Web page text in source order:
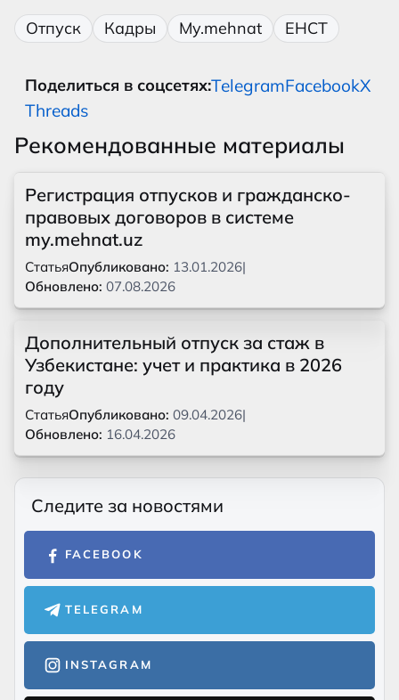
Отпуск Кадры My.mehnat ЕНСТ
Поделиться в соцсетях:TelegramFacebookX
Threads
Рекомендованные материалы
Регистрация отпусков и гражданско-
правовых договоров в системе
my.mehnat.uz
СтатьяОпубликовано: 13.01.2026|
Обновлено: 07.08.2026
Дополнительный отпуск за стаж в
Узбекистане: учет и практика в 2026
году
СтатьяОпубликовано: 09.04.2026|
Обновлено: 16.04.2026
Следите за новостями
FACEBOOK
TELEGRAM
INSTAGRAM